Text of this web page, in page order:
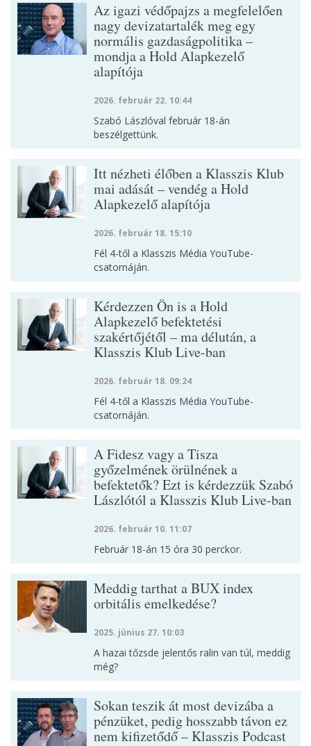
Az igazi védőpajzs a megfelelően
nagy devizatartalék meg egy
normális gazdaságpolitika –
mondja a Hold Alapkezelő
alapítója
2026. február 22. 10:44
Szabó Lászlóval február 18-án
beszélgettünk.
Itt nézheti élőben a Klasszis Klub
mai adását – vendég a Hold
Alapkezelő alapítója
2026. február 18. 15:10
Fél 4-től a Klasszis Média YouTube-
csatornáján.
Kérdezzen Ön is a Hold
Alapkezelő befektetési
szakértőjétől – ma délután, a
Klasszis Klub Live-ban
2026. február 18. 09:24
Fél 4-től a Klasszis Média YouTube-
csatornáján.
A Fidesz vagy a Tisza
győzelmének örülnének a
befektetők? Ezt is kérdezzük Szabó
Lászlótól a Klasszis Klub Live-ban
2026. február 10. 11:07
Február 18-án 15 óra 30 perckor.
Meddig tarthat a BUX index
orbitális emelkedése?
2025. június 27. 10:03
A hazai tőzsde jelentős ralin van túl, meddig
még?
Sokan teszik át most devizába a
pénzüket, pedig hosszabb távon ez
nem kifizetődő – Klasszis Podcast